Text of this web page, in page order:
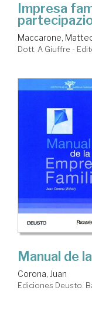
Impresa
Maccarone,
Dott. A Giuffre -
Manual de
Corona, Juan
Ediciones Deusto.